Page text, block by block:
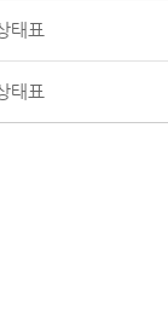
태표
태표